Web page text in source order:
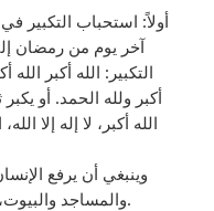
آخر يوم من رمضان
التكبير: الله أكبر الله
أكبر ولله الحمد. أو يكبر
الله أكبر، لا إله إلا
وينبغي أن يرفع
والمساجد والبيوت، ولا ترفع النساء أصواتهن بذلك.